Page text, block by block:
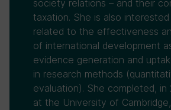
society relations – and their
taxation. She is also
related to the effectiveness
of international development
evidence generation and
in research methods
evaluation). She completed, in
at the University of